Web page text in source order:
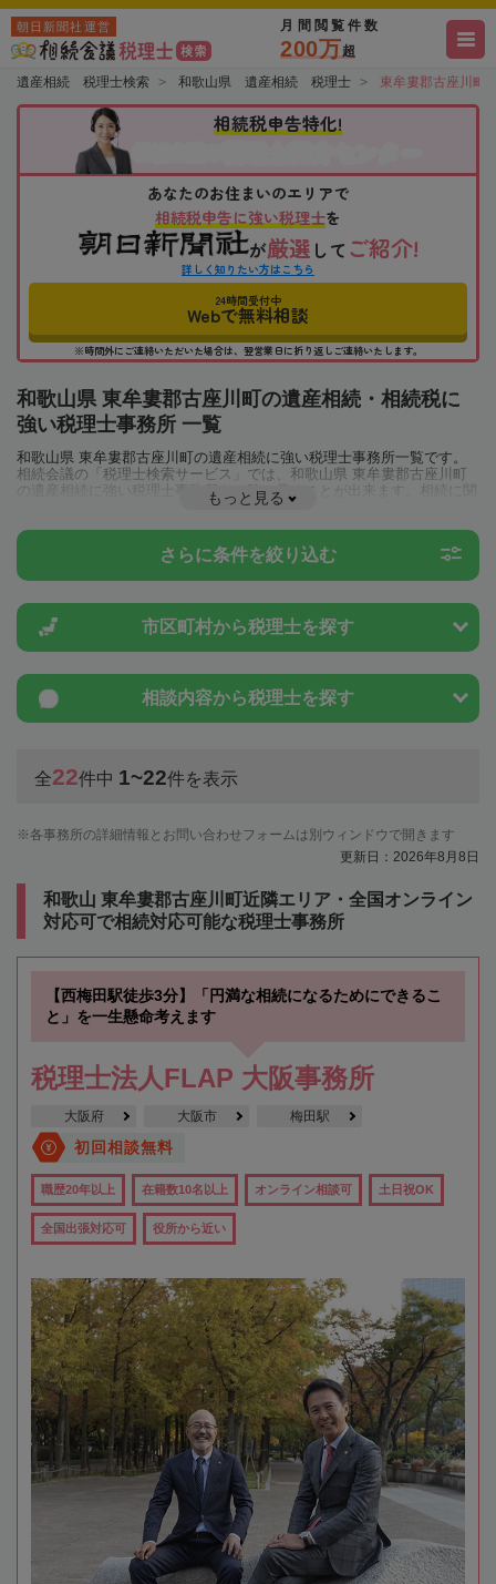
朝日新聞社運営 月間閲覧件数
200万超
遺産相続 税理士検索 和歌山県 遺産相続 税理士 東牟婁郡古座川
相続税申告特化!
あなたのお住まいのエリアで
相続税申告に強い税理士を
が厳選 して ご紹介!
詳しく知りたい方はこちら
24時間受付中
Webで無料相談
※時間外にご連絡いただいた場合は、翌営業日に折り返しご連絡いたします。
和歌山県 東牟婁郡古座川町の遺産相続・相続税に
強い税理士事務所 一覧
和歌山県 東牟婁郡古座川町の遺産相続に強い税理士事務所一覧です。
相続会議の「税理士検索サービス」では、和歌山県 東牟婁郡古座川町
の遺産相続に強い税理士事務所を一覧で見ることが出来ます。相続に関
する税金や特例制度のことは一度近隣の税理士に相談してみましょう。
もっと見る
さらに条件を絞り込む
市区町村から税理士を探す
相談内容から税理士を探す
全22件中 1~22件を表示
各事務所の詳細情報とお問い合わせフォームは別ウィンドウで開きます
更新日：2026年8月8日
和歌山 東牟婁郡古座川町近隣エリア・全国オンライン
対応可で相続対応可能な税理士事務所
【西梅田駅徒歩3分】「円満な相続になるためにできるこ
と」を一生懸命考えます
税理士法人FLAP 大阪事務所
大阪府 大阪市 梅田駅
初回相談無料
職歴20年以上 在籍数10名以上 オンライン相談可 土日祝OK
全国出張対応可 役所から近い